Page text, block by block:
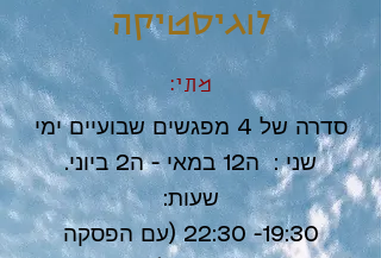
לוגיסטיקה
מתי:
סדרה של 4 מפגשים שבועיים ימי
שני : ה12 במאי - ה2 ביוני.
שעות:
19:30- 22:30 (עם הפסקה